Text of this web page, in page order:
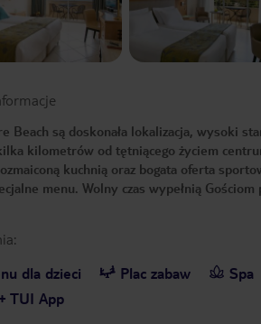
Beach są doskonała lokalizacja, wysoki
kilometrów od tętniącego życiem
kuchnią oraz bogata oferta
menu. Wolny czas wypełnią
dla dzieci Plac zabaw Spa
TUI App